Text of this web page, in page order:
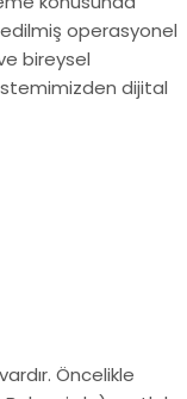
operasyonel
bireysel
dijital
Öncelikle